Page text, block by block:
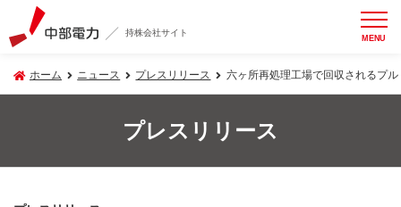
持株会社サイト MENU
ホーム ニュース プレスリリース 六ヶ所再処理工場で回収されるプ
プレスリリース